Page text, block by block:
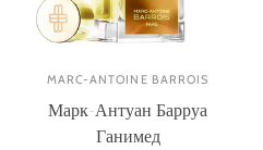
MARC-ANTOINE BARROIS
Марк-Антуан Барруа
Ганимед